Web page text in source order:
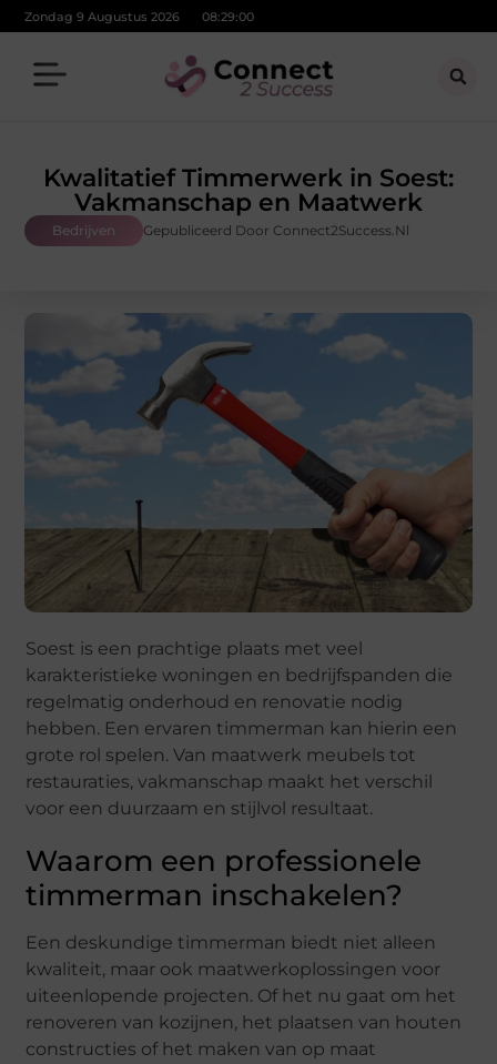
Zondag 9 Augustus 2026 08:29:02
Kwalitatief Timmerwerk in Soest:
Vakmanschap en Maatwerk
Bedrijven Gepubliceerd Door Connect2Success.nl
Soest is een prachtige plaats met veel
karakteristieke woningen en bedrijfspanden die
regelmatig onderhoud en renovatie nodig
hebben. Een ervaren timmerman kan hierin een
grote rol spelen. Van maatwerk meubels tot
restauraties, vakmanschap maakt het verschil
voor een duurzaam en stijlvol resultaat.
Waarom een professionele
timmerman inschakelen?
Een deskundige timmerman biedt niet alleen
kwaliteit, maar ook maatwerkoplossingen voor
uiteenlopende projecten. Of het nu gaat om het
renoveren van kozijnen, het plaatsen van houten
constructies of het maken van op maat